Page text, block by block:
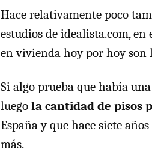
Hace relativamente poco
estudios de idealista.com,
en vivienda hoy por hoy son
Si algo prueba que había
luego la cantidad de pisos
España y que hace siete
más.